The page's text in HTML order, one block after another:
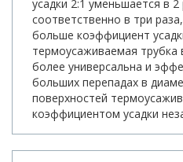
усадки 2:1 уменьшается в 2
соответственно в три
больше коэффициент
термоусаживаемая трубка
более универсальна и
больших перепадах в
поверхностей
коэффициентом усадки